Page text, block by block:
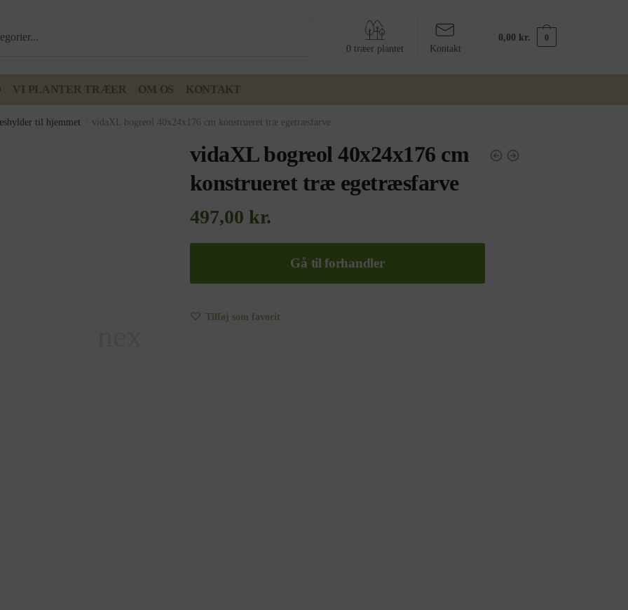
0 træer plantet Kontakt
0,00 kr. 0
VI PLANTER TRÆER OM OS KONTAKT
til hjemmet vidaXL bogreol 40x24x176 cm konstrueret træ egetræsfarve
vidaXL bogreol 40x24x176 cm
konstrueret træ egetræsfarve
497,00 kr.
Gå til forhandler
Tilføj som favorit